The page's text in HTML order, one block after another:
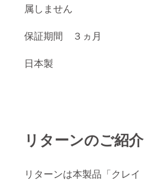
属しません
保証期間 ３ヵ月
日本製
リターンのご紹介
リターンは本製品「クレイ